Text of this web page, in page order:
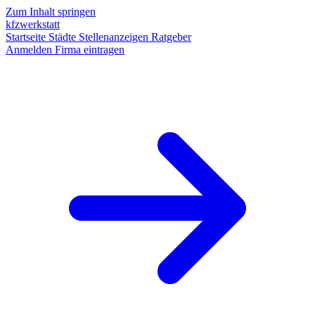
Zum Inhalt springen
kfzwerkstatt
Startseite Städte Stellenanzeigen Ratgeber
Anmelden Firma eintragen